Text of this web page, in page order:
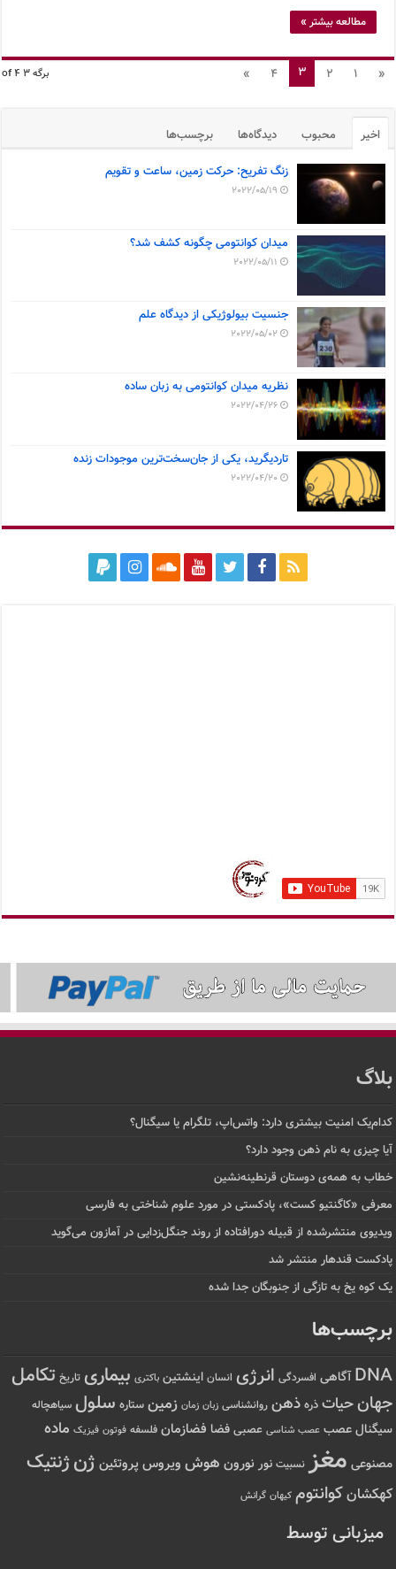
مطالعه بیشتر »
برگه 3 of 4 «
1
2
3
4
»
اخیر محبوب دیدگاه‌ها برچسب‌ها
زنگ تفریح: حرکت زمین، ساعت و تقویم
2022/05/19
میدان کوانتومی چگونه کشف شد؟
2022/05/11
جنسیت بیولوژیکی از دیدگاه علم
2022/05/02
نظریه میدان کوانتومی به زبان ساده
2022/04/26
تاردیگرید، یکی از جان‌سخت‌ترین موجودات زنده
2022/04/20
بلاگ
کدام‌یک امنیت بیشتری دارد: واتس‌اپ، تلگرام یا سیگنال؟
آیا چیزی به نام ذهن وجود دارد؟
خطاب به همه‌ی دوستان قرنطینه‌نشین
معرفی «کاگنتیو کست»، پادکستی در مورد علوم شناختی به فارسی
ویدیوی منتشرشده از قبیله دورافتاده‌ از روند جنگل‌زدایی در آمازون می‌گوید
پادکست قندهار منتشر شد
یک کوه یخ به تازگی از جنوبگان جدا شده
برچسب‌ها
DNA آگاهی افسردگی انرژی انسان اینشتین باکتری بیماری تاریخ تکامل
جهانحیات ذره ذهن روانشناسی زبان زمان زمین ستاره سلول سیاهچاله
سیگنال عصب عصب شناسی عصبی فضا فضازمان فلسفه فوتون فیزیک ماده
مصنوعی مغز نسبیت نور نورون هوش ویروس پروتئین ژنژنتیک
کهکشانکوانتوم کیهان گرانش
میزبانی توسط